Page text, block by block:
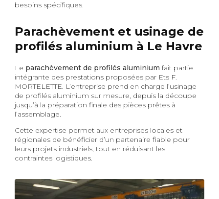
besoins spécifiques.
Parachèvement et usinage de
profilés aluminium à Le Havre
Le parachèvement de profilés aluminium fait partie
intégrante des prestations proposées par Ets F.
MORTELETTE. L’entreprise prend en charge l’usinage
de profilés aluminium sur mesure, depuis la découpe
jusqu’à la préparation finale des pièces prêtes à
l’assemblage.
Cette expertise permet aux entreprises locales et
régionales de bénéficier d’un partenaire fiable pour
leurs projets industriels, tout en réduisant les
contraintes logistiques.